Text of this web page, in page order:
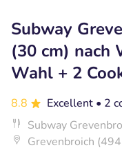
Subway
(30 cm) nach
Wahl + 2
8.8 Excellent • 2
Subway
Grevenbroich